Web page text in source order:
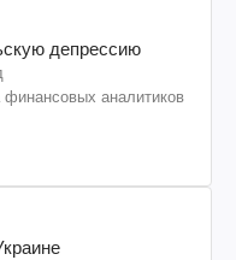
депрессию
финансовых аналитиков